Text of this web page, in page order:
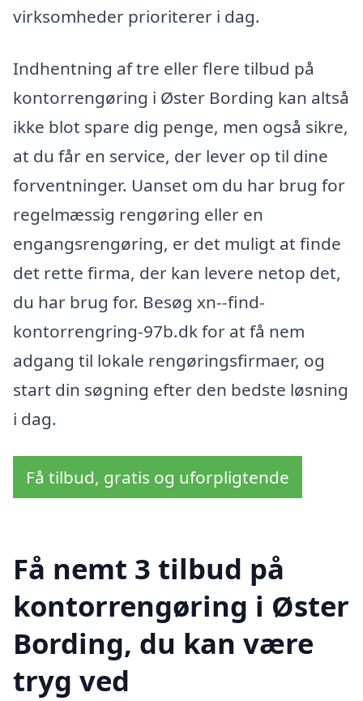
virksomheder prioriterer i dag.
Indhentning af tre eller flere tilbud på
kontorrengøring i Øster Bording kan altså
ikke blot spare dig penge, men også sikre,
at du får en service, der lever op til dine
forventninger. Uanset om du har brug for
regelmæssig rengøring eller en
engangsrengøring, er det muligt at finde
det rette firma, der kan levere netop det,
du har brug for. Besøg xn--find-
kontorrengring-97b.dk for at få nem
adgang til lokale rengøringsfirmaer, og
start din søgning efter den bedste løsning
i dag.
Få tilbud, gratis og uforpligtende
Få nemt 3 tilbud på
kontorrengøring i Øster
Bording, du kan være
tryg ved